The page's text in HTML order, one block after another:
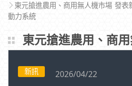
東元搶進農用、商用無人機市場 發表
動力系統
東元搶進農用、商用無人機市場 發表新世代
新訊 2026/04/22